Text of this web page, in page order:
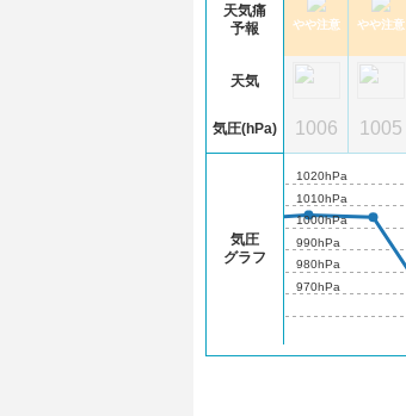
天気痛
予報
天気
気圧(hPa)
気圧
グラフ
やや注意
1004
やや注意
1006
やや注意
1005
970hPa
980hPa
990hPa
1000hPa
1010hPa
1020hPa